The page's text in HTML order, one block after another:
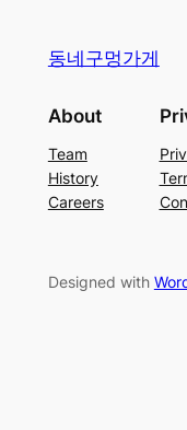
동네구멍가게
About
Team
History
Careers
Designed with